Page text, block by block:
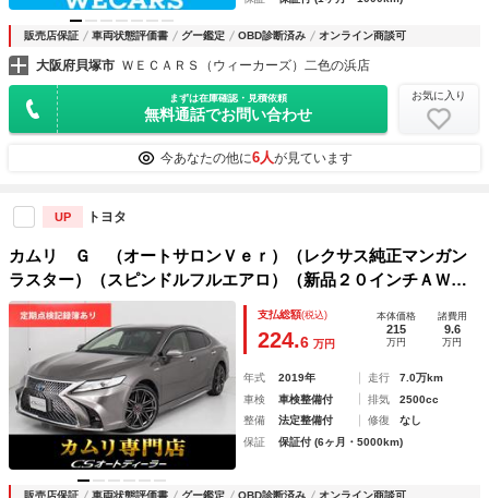
販売店保証 車両状態評価書 グー鑑定 OBD診断済み オンライン商談可
大阪府貝塚市 ＷＥＣＡＲＳ（ウィーカーズ）二色の浜店
まずは在庫確認・見積依頼
無料通話でお問い合わせ
お気に入り
今あなたの他に6人が見ています
UP トヨタ
カムリ Ｇ （オートサロンＶｅｒ）（レクサス純正マンガン
ラスター）（スピンドルフルエアロ）（新品２０インチＡＷ＆
新品タイヤ） （レーダークルーズ）（プリクラッシュ）（Ｌ
ＤＡ）（障害物センサー）（セーフティセンス）
支払総額(税込)
224.6 万円
本体価格
215
万円
諸費用
9.6
万円
年式 2019年 走行
7.0万km
車検
車検整備付 排気
2500cc
整備
法定整備付 修復
なし
保証
保証付 (6ヶ月・5000km)